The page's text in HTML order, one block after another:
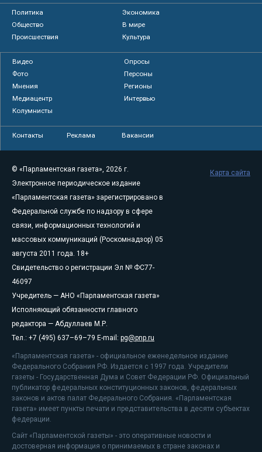
Политика
Экономика
Общество
В мире
Происшествия
Культура
Видео
Опросы
Фото
Персоны
Мнения
Регионы
Медиацентр
Интервью
Колумнисты
Контакты Реклама Вакансии
© «Парламентская газета», 2026 г.
Электронное периодическое издание
«Парламентская газета» зарегистрировано в
Федеральной службе по надзору в сфере
связи, информационных технологий и
массовых коммуникаций (Роскомнадзор) 05
августа 2011 года. 18+
Свидетельство о регистрации Эл № ФС77-
46097
Учредитель — АНО «Парламентская газета»
Исполняющий обязанности главного
редактора — Абдуллаев М.Р.
Тел.: +7 (495) 637–69–79 E-mail: pg@pnp.ru
«Парламентская газета» - официальное еженедельное издание
Федерального Собрания РФ. Издается с 1997 года. Учредители
газеты - Государственная Дума и Совет Федерации РФ. Официальный
публикатор федеральных конституционных законов, федеральных
законов и актов палат Федерального Собрания. «Парламентская
газета» имеет пункты печати и представительства в десяти субъектах
федерации.
Сайт «Парламентской газеты» - это оперативные новости и
достоверная информация о принимаемых в стране законах и
Карта сайта